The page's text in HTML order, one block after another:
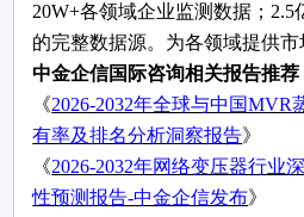
20W+各领域企业监测数据；
的完整数据源。为各领域提供市
中金企信国际咨询相关报告推荐
《2026-2032年全球与中国MVR
有率及排名分析洞察报告》
《2026-2032年网络变压器行业
性预测报告-中金企信发布》